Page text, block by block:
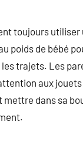
toujours utiliser
poids de bébé
trajets. Les
aux
mettre dans sa